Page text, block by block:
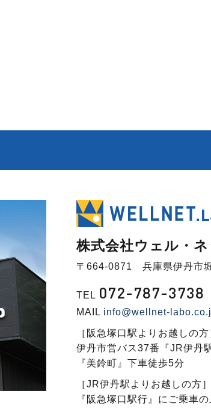
株式会社ウェル・
〒664-0871 兵庫県伊丹市
TEL 072-787-3738
MAIL info@wellnet-
［阪急塚口駅よりお越しの方
伊丹市営バス37番『JR伊丹
『美鈴町』下車徒歩5分
［JR伊丹駅よりお越しの方］
『阪急塚口駅行』にご乗車